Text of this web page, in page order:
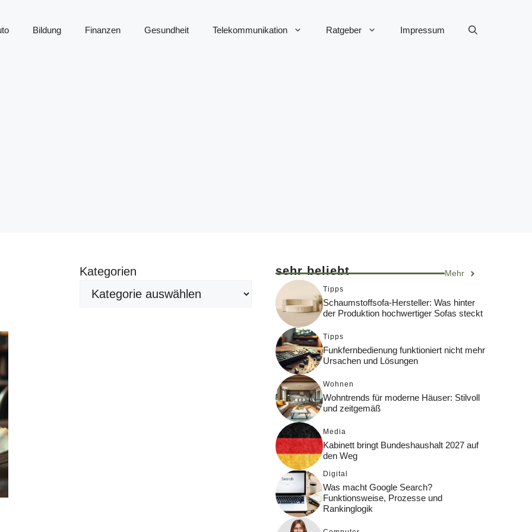
Bildung Finanzen Gesundheit Telekommunikation Ratgeber Impressum
Kategorien sehr beliebt Mehr
Tipps
Schaumstoffsofa-Hersteller: Was hinter
der Produktion hochwertiger Sofas steckt
Tipps
Funkfernbedienung funktioniert nicht mehr
Ursachen und Lösungen
Wohnen
Wohntrends für moderne Häuser: Stilvoll
und zeitgemäß
Media
Kabinett bringt Bundeshaushalt 2027 auf
den Weg
Digital
Was macht Google Search?
Funktionsweise, Prozesse und
Rankinglogik